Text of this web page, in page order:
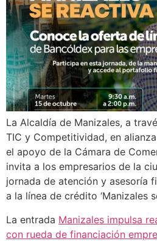
La Alcaldía de Manizales, a
TIC y Competitividad, en
el apoyo de la Cámara de
invita a los empresarios de la
jornada de atención y asesoría
a la línea de crédito ‘Manizales
La entrada Manizales impulsa
con rueda de financiación